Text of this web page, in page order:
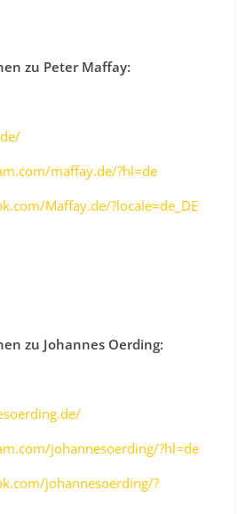
zu Peter Maffay:
maffay.de/?hl=de
Maffay.de/?locale=de_DE
zu Johannes Oerding:
johannesoerding/?hl=de
johannesoerding/?